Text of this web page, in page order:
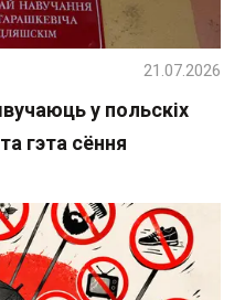
у польскіх
гэта сёння
21.07.2026